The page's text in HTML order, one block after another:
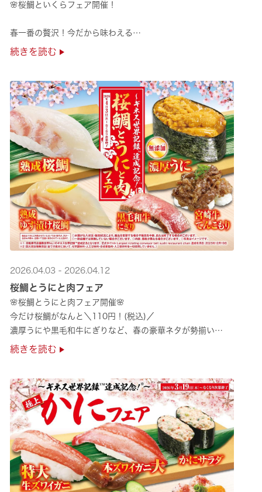
🌸桜鯛といくらフェア開催！
春一番の贅沢！今だから味わえる
旬の旨さの熟成🌸桜鯛と
是非お越しください✨
続きを読む
2026.04.03 - 2026.04.12
桜鯛とうにと肉フェア
🌸桜鯛とうにと肉フェア開催🌸
今だけ桜鯛がなんと＼110円！(税込)／
濃厚うにや黒毛和牛にぎりなど、春の豪華ネタが勢揃い
是非お越しください✨
続きを読む